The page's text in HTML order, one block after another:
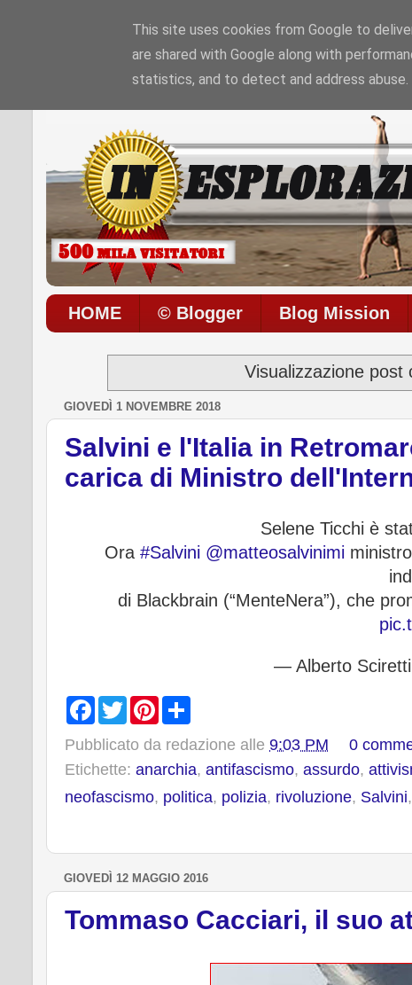
8:49:13 PMdiGiovedì 06 / 08 / 2026Il
HOME © Blogger Blog Mission
Visualizzazione
GIOVEDÌ 1 NOVEMBRE 2018
Salvini e l'Italia in
carica di Ministro
Selene Ticchi è
Ora #Salvini @matteosalvinimi
di Blackbrain (“MenteNera”), che
— Alberto
F
a
e
o
o
k
T
w
t
e
P
t
r
s
r
Pubblicato da redazione alle 9:03 PM
0
Etichette: anarchia, antifascismo, assurdo,
neofascismo, politica, polizia, rivoluzione, Salvini,
GIOVEDÌ 12 MAGGIO 2016
Tommaso Cacciari, il suo
This site uses cookies from Google to
are shared with Google along with
statistics, and to detect and address abuse.